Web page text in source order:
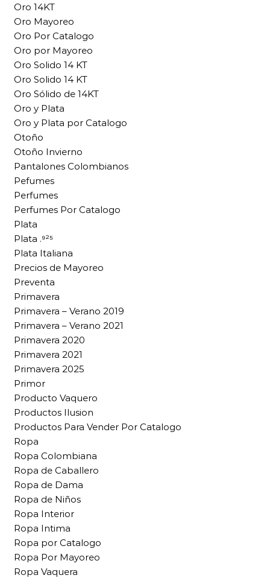
Oro 14KT
Oro Mayoreo
Oro Por Catalogo
Oro por Mayoreo
Oro Solido 14 KT
Oro Solido 14 KT
Oro Sólido de 14KT
Oro y Plata
Oro y Plata por Catalogo
Otoño
Otoño Invierno
Pantalones Colombianos
Pefumes
Perfumes
Perfumes Por Catalogo
Plata
Plata .⁹²⁵
Plata Italiana
Precios de Mayoreo
Preventa
Primavera
Primavera – Verano 2019
Primavera – Verano 2021
Primavera 2020
Primavera 2021
Primavera 2025
Primor
Producto Vaquero
Productos Ilusion
Productos Para Vender Por Catalogo
Ropa
Ropa Colombiana
Ropa de Caballero
Ropa de Dama
Ropa de Niños
Ropa Interior
Ropa Intima
Ropa por Catalogo
Ropa Por Mayoreo
Ropa Vaquera